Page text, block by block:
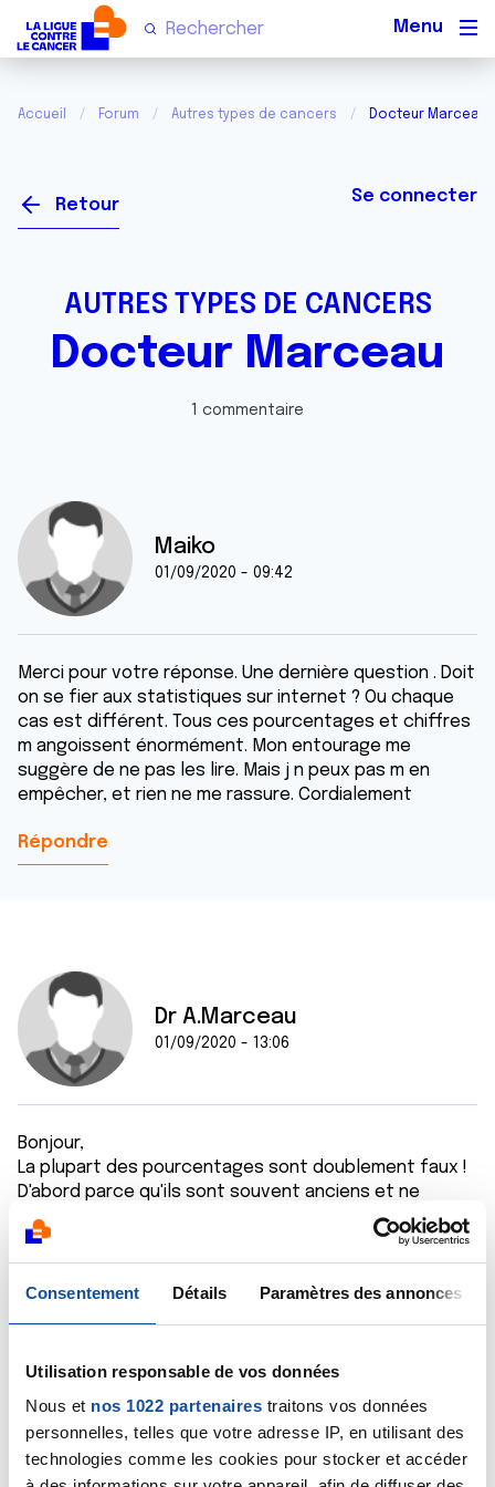
Consentement Détails Paramètres des annonces
Utilisation responsable de vos données
Nous et nos 1022 partenaires traitons vos données
personnelles, telles que votre adresse IP, en utilisant des
technologies comme les cookies pour stocker et accéder
Accueil Forum Autres types de cancers Docteur Marceau
Retour Se connecter
AUTRES TYPES DE CANCERS
Docteur Marceau
1 commentaire
Maiko
01/09/2020 - 09:42
Merci pour votre réponse. Une dernière question . Doit
on se fier aux statistiques sur internet ? Ou chaque
cas est différent. Tous ces pourcentages et chiffres
m angoissent énormément. Mon entourage me
suggère de ne pas les lire. Mais j n peux pas m en
empêcher, et rien ne me rassure. Cordialement
Répondre
Dr A.Marceau
01/09/2020 - 13:06
Bonjour,
La plupart des pourcentages sont doublement faux !
D'abord parce qu'ils sont souvent anciens et ne
tiennent donc pas compte des progrès les plus
récents. Ensuite parce que chaque cas doit être
apprécié de façon spécifique, deux cancers d'un
même organe pouvant avoir un pronostic très
c'est un médecin spécialiste qui assure votre prise en
charge médicale.
Bien cordialement
Dr A.Marceau
Citer